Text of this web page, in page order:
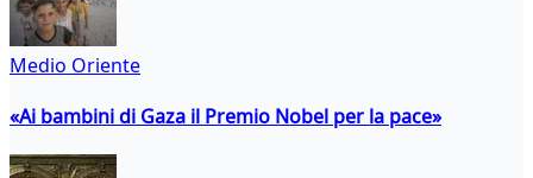
Medio Oriente
«Ai bambini di Gaza il Premio Nobel per la pace»